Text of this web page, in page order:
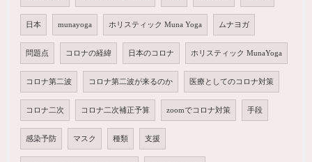
日本 munayoga ホリスティック Muna Yoga ムナヨガ
問題点 コロナの経緯 日本のコロナ ホリスティック MunaYoga
コロナ第二波 コロナ第二波が来るのか 医療としてのコロナ対策
コロナ二次 コロナ二次補正予算 zoomでコロナ対策 手段
感染予防 マスク 種類 支援